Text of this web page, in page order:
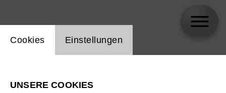
Einstellung Website Cookie
Cookies Einstellungen
UNSERE COOKIES